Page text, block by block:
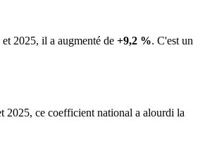
2025, il a augmenté de +9,2 %. C'est un
2025, ce coefficient national a alourdi la